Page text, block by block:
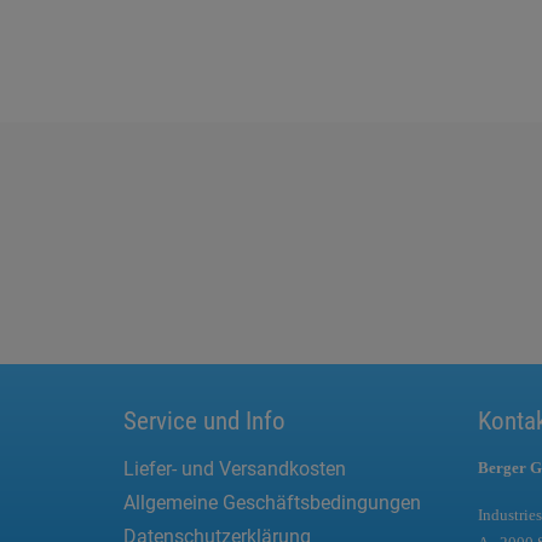
Service und Info
Liefer- und Versandkosten
Allgemeine Geschäftsbedingungen
Datenschutzerklärung
Berger